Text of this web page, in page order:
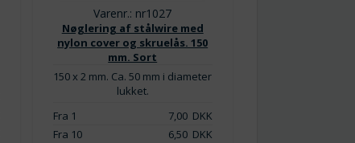
Varenr.: nr1027
Nøglering af stålwire med
nylon cover og skruelås. 150
mm. Sort
150 x 2 mm. Ca. 50 mm i diameter
lukket.
Fra 1
7,00DKK
Fra 10
6,50DKK